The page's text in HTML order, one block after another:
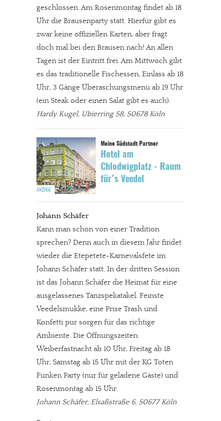
geschlossen. Am Rosenmontag findet ab 18
Uhr die Brausenparty statt. Hierfür gibt es
zwar keine offiziellen Karten, aber fragt
doch mal bei den Brausen nach! An allen
Tagen ist der Eintritt frei. Am Mittwoch gibt
es das traditionelle Fischessen, Einlass ab 18
Uhr, 3 Gänge Überaschungsmenü ab 19 Uhr
(ein Steak oder einen Salat gibt es auch).
Hardy Kugel, Ubierring 58, 50678 Köln
Hotel am
Chlodwigplatz - Raum
für´s Veedel
Johann Schäfer
Kann man schon von einer Tradition
sprechen? Denn auch in diesem Jahr findet
wieder die Etepetete-Karnevalsfete im
Johann Schäfer statt. In der dritten Session
ist das Johann Schäfer die Heimat für eine
ausgelassenes Tanzspekatakel. Feinste
Veedelsmukke, eine Prise Trash und
Konfetti pur sorgen für das richtige
Ambiente. Die Öffnungszeiten:
Weiberfastnacht ab 10 Uhr, Freitag ab 18
Uhr, Samstag ab 15 Uhr mit der KG Toten
Funken Party (nur für geladene Gäste) und
Rosenmontag ab 15 Uhr.
Johann Schäfer, Elsaßstraße 6, 50677 Köln